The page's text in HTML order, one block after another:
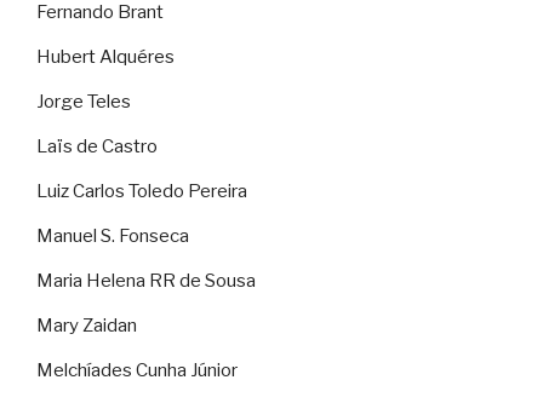
Fernando Brant
Hubert Alquéres
Jorge Teles
Laïs de Castro
Luiz Carlos Toledo Pereira
Manuel S. Fonseca
Maria Helena RR de Sousa
Mary Zaidan
Melchíades Cunha Júnior